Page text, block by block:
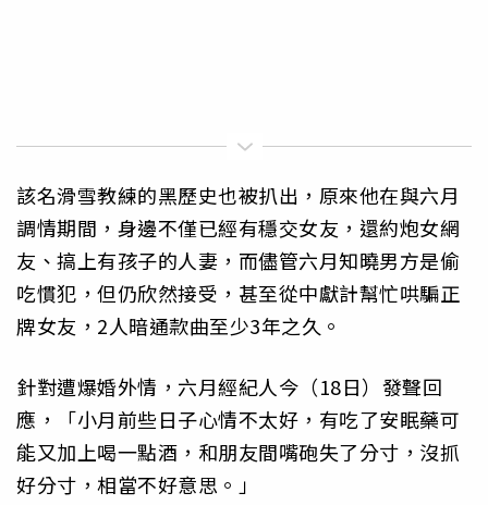
該名滑雪教練的黑歷史也被扒出，原來他在與六月
調情期間，身邊不僅已經有穩交女友，還約炮女網
友、搞上有孩子的人妻，而儘管六月知曉男方是偷
吃慣犯，但仍欣然接受，甚至從中獻計幫忙哄騙正
牌女友，2人暗通款曲至少3年之久。
針對遭爆婚外情，六月經紀人今（18日）發聲回
應，「小月前些日子心情不太好，有吃了安眠藥可
能又加上喝一點酒，和朋友間嘴砲失了分寸，沒抓
好分寸，相當不好意思。」